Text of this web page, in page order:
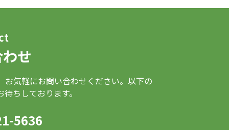
せ
気軽にお問い合わせください。以下の
ちしております。
5636